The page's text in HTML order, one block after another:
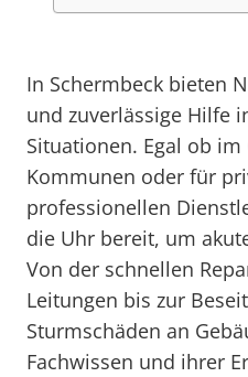
In Schermbeck bieten
und zuverlässige Hilfe
Situationen. Egal ob im
Kommunen oder für
professionellen
die Uhr bereit, um
Von der schnellen
Leitungen bis zur
Sturmschäden an
Fachwissen und ihrer